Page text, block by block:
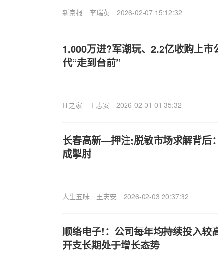
新京报 李瑞英 2026-02-07 15:12:32
1.000万进?军潮玩、2.2亿收购上市
代“走到台前”
IT之家 王志安 2026-02-01 01:35:32
长春高新—押注;脱敏市场求解背后
成掣肘
人生五味 王志安 2026-02-03 20:37:32
顺络电子!：公司每年均持续投入较
开支长期处于增长态势